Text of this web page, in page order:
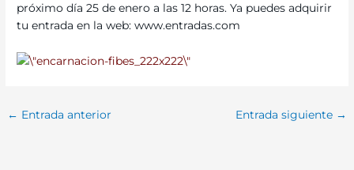
próximo día 25 de enero a las 12 horas. Ya puedes adquirir
tu entrada en la web: www.entradas.com
← Entrada anterior Entrada siguiente →